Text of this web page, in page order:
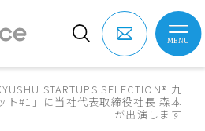
STARTUPS SELECTION® 九
ト#1」に当社代表取締役社長 森本
が出演します